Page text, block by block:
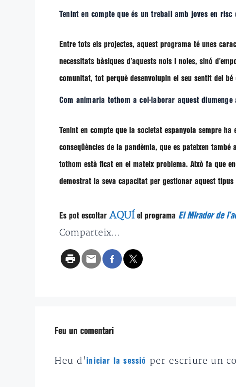
Tenint en compte que és un treball amb joves en
Entre tots els projectes, aquest programa té unes
necessitats bàsiques d’aquests nois i noies, sinó
comunitat, tot perquè desenvolupin el seu sentit del
Com animaria tothom a col·laborar aquest
Tenint en compte que la societat espanyola sempre
conseqüències de la pandèmia, que es pateixen
tothom està ficat en el mateix problema. Això fa que
demostrat la seva capacitat per gestionar aquest
Es pot escoltar AQUÍ el programa El Mirador de
Comparteix...
Feu un comentari
Heu d'iniciar la sessió per escriure un